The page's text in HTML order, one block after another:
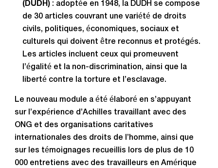
(DUDH) : adoptée en 1948, la DUDH se compose
de 30 articles couvrant une variété de droits
civils, politiques, économiques, sociaux et
culturels qui doivent être reconnus et protégés.
Les articles incluent ceux qui promeuvent
l’égalité et la non-discrimination, ainsi que la
liberté contre la torture et l’esclavage.
Le nouveau module a été élaboré en s’appuyant
sur l’expérience d’Achilles travaillant avec des
ONG et des organisations caritatives
internationales des droits de l’homme, ainsi que
sur les témoignages recueillis lors de plus de 10
000 entretiens avec des travailleurs en Amérique